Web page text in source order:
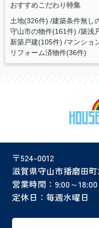
おすすめこだわり特集
土地(326件) 建築条件無し
守山市の物件(161件) 築浅
新築戸建(105件) マンショ
リフォーム済物件(36件)
〒524-0012
滋賀県守山市播磨田
営業時間：9:00～18:00
定休日：毎週水曜日